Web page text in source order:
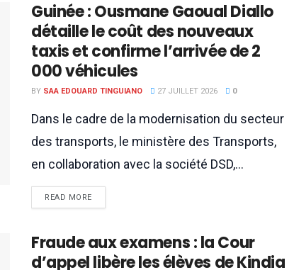
Guinée : Ousmane Gaoual Diallo
détaille le coût des nouveaux
taxis et confirme l’arrivée de 2
000 véhicules
BY SAA EDOUARD TINGUIANO 27 JUILLET 2026 0
Dans le cadre de la modernisation du secteur
des transports, le ministère des Transports,
en collaboration avec la société DSD,...
READ MORE
Fraude aux examens : la Cour
d’appel libère les élèves de Kindia